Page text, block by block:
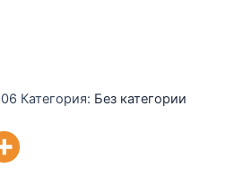
Категория: Без категории